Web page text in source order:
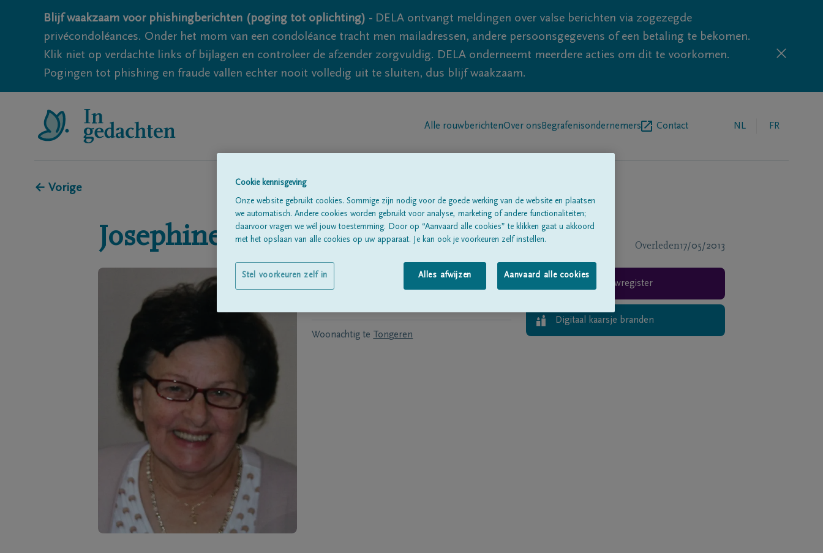
Blijf waakzaam voor phishingberichten (poging tot oplichting) - DELA ontvangt meldingen over valse berichten via zogezegde
privécondoléances. Onder het mom van een condoléance tracht men mailadressen, andere persoonsgegevens of een betaling te bekomen.
Klik niet op verdachte links of bijlagen en controleer de afzender zorgvuldig. DELA onderneemt meerdere acties om dit te voorkomen.
Pogingen tot phishing en fraude vallen echter nooit volledig uit te sluiten, dus blijf waakzaam.
Alle rouwberichtenOver ons Begrafenisondernemers Contact NL FR
← Vorige
Josephine "Fina" CUYPERS Overleden17/05/2013
Geboren te Genoelselderen op 30/03/1940
Woonachtig te Tongeren
Rouwregister
Digitaal kaarsje branden
Cookie kennisgeving
Onze website gebruikt cookies. Sommige zijn nodig voor de goede werking van de website en plaatsen
we automatisch. Andere cookies worden gebruikt voor analyse, marketing of andere functionaliteiten;
daarvoor vragen we wél jouw toestemming. Door op “Aanvaard alle cookies” te klikken gaat u akkoord
met het opslaan van alle cookies op uw apparaat. Je kan ook je voorkeuren zelf instellen.
Alles afwijzen Aanvaard alle cookies
Stel voorkeuren zelf in